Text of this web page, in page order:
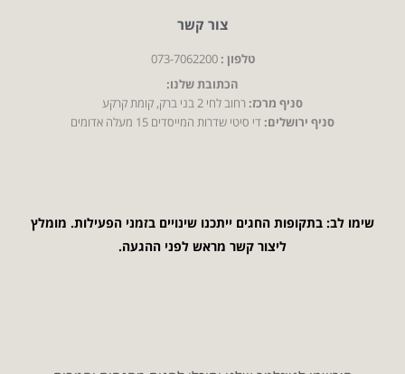
צור קשר
טלפון : 073-7062200
הכתובת שלנו:
סניף מרכז:רחוב לחי 2 בני ברק, קומת קרקע
סניף ירושלים:די סיטי שדרות המייסדים 15 מעלה אדומים
שימו לב: בתקופות החגים ייתכנו שינויים בזמני הפעילות. מומלץ
ליצור קשר מראש לפני ההגעה.